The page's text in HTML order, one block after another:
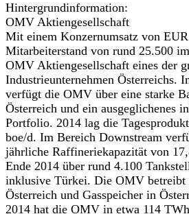
Hintergrundinformation:
OMV Aktiengesellschaft
Mit einem Konzernumsatz von
Mitarbeiterstand von rund 25.500
OMV Aktiengesellschaft eines der
Industrieunternehmen Österreichs.
verfügt die OMV über eine starke
Österreich und ein ausgeglichenes
Portfolio. 2014 lag die
boe/d. Im Bereich Downstream
jährliche Raffineriekapazität von
Ende 2014 über rund 4.100
inklusive Türkei. Die OMV betreibt
Österreich und Gasspeicher in
2014 hat die OMV in etwa 114